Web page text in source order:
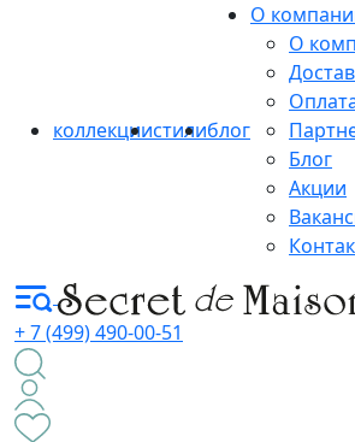
коллекциистилиблог
О
О
Блог
Акции
+ 7 (499) 490-00-51